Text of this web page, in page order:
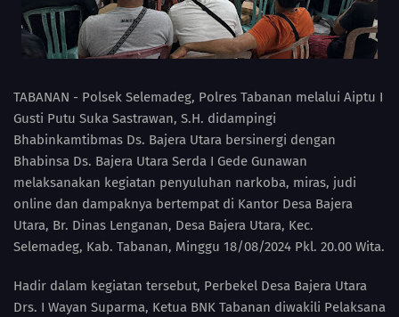
TABANAN - Polsek Selemadeg, Polres Tabanan melalui Aiptu I
Gusti Putu Suka Sastrawan, S.H. didampingi
Bhabinkamtibmas Ds. Bajera Utara bersinergi dengan
Bhabinsa Ds. Bajera Utara Serda I Gede Gunawan
melaksanakan kegiatan penyuluhan narkoba, miras, judi
online dan dampaknya bertempat di Kantor Desa Bajera
Utara, Br. Dinas Lenganan, Desa Bajera Utara, Kec.
Selemadeg, Kab. Tabanan, Minggu 18/08/2024 Pkl. 20.00 Wita.
Hadir dalam kegiatan tersebut, Perbekel Desa Bajera Utara
Drs. I Wayan Suparma, Ketua BNK Tabanan diwakili Pelaksana